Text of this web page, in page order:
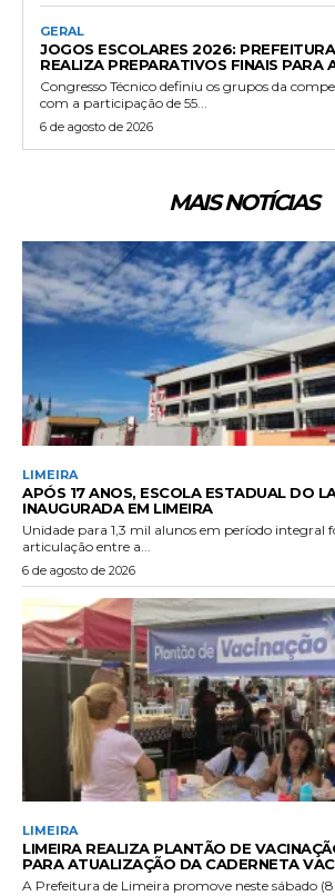
GERAL
JOGOS ESCOLARES 2026:
REALIZA PREPARATIVOS FINAIS PARA
Congresso Técnico definiu os grupos da
com a participação de 55...
6 de agosto de 2026
MAIS NOTÍCIAS
LIMEIRA
APÓS 17 ANOS, ESCOLA ESTADUAL DO
INAUGURADA EM LIMEIRA
Unidade para 1,3 mil alunos em período integral
articulação entre a...
6 de agosto de 2026
LIMEIRA
LIMEIRA REALIZA PLANTÃO DE
PARA ATUALIZAÇÃO DA CADERNETA
A Prefeitura de Limeira promove neste sábado